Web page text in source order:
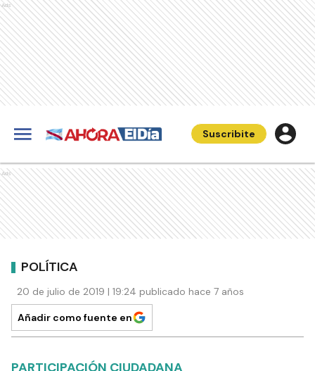
Ads
Suscribite
Ads
POLÍTICA
20 de julio de 2019 | 19:24 publicado hace 7 años
Añadir como fuente en
PARTICIPACIÓN CIUDADANA